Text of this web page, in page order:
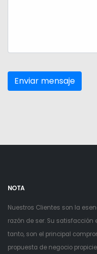
NOTA
Nuestros Clientes son la
razón de ser. Su
tanto, son el principal
propuesta de negocio